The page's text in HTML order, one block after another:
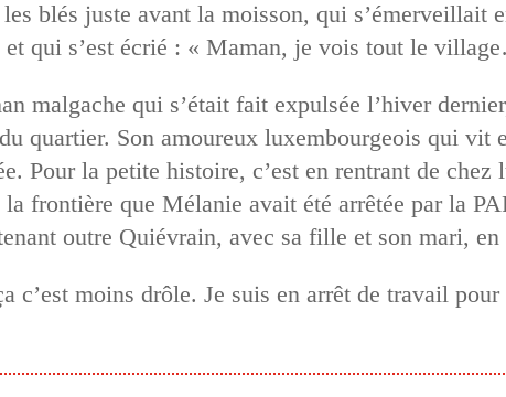
blés juste avant la moisson, qui s’émerveillait
qui s’est écrié : « Maman, je vois tout le
malgache qui s’était fait expulsée l’hiver
quartier. Son amoureux luxembourgeois qui vit
Pour la petite histoire, c’est en rentrant de
frontière que Mélanie avait été arrêtée par la
outre Quiévrain, avec sa fille et son mari,
c’est moins drôle. Je suis en arrêt de travail pour